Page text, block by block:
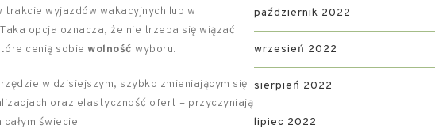
wyjazdów wakacyjnych lub w
opcja oznacza, że nie trzeba się wiązać
cenią sobie wolność wyboru.
w dzisiejszym, szybko zmieniającym się
oraz elastyczność ofert – przyczyniają
świecie.
październik 2022
wrzesień 2022
sierpień 2022
lipiec 2022